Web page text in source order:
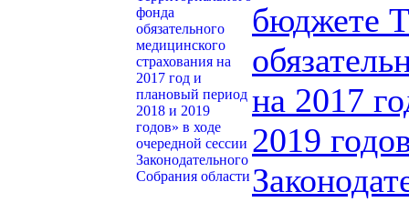
бюджете
на 2017
2019